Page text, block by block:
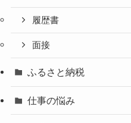
履歴書
面接
ふるさと納税
仕事の悩み